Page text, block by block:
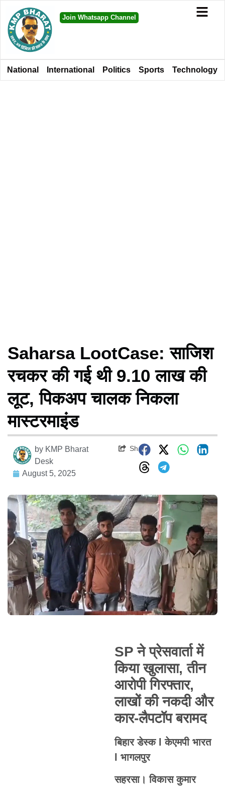
Join Whatsapp Channel
National International Politics Sports Technology
Saharsa LootCase: साजिश
रचकर की गई थी 9.10 लाख की
लूट, पिकअप चालक निकला
मास्टरमाइंड
by KMP Bharat
Desk
August 5, 2025
Share
SP ने प्रेसवार्ता में
किया खुलासा, तीन
आरोपी गिरफ्तार,
लाखों की नकदी और
कार-लैपटॉप बरामद
बिहार डेस्क l केएमपी भारत
l भागलपुर
सहरसा। विकास कुमार